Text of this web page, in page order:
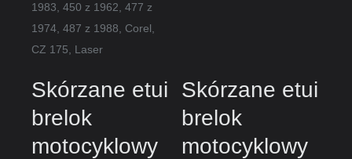
1983 450 z 1962 477 z
1974 487 z 1988 Corel
CZ 175
Laser
Skórzane etui
brelok
motocyklowy
Skórzane etui
brelok
motocyklowy